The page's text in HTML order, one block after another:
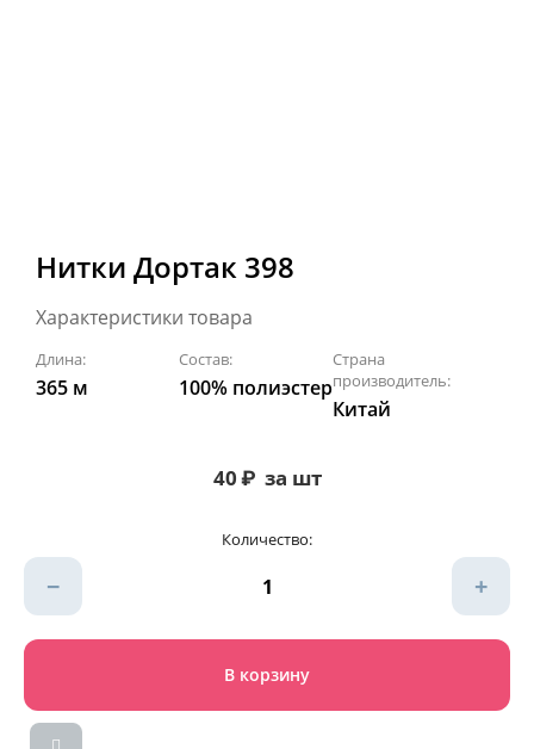
Нитки Дортак 398
Характеристики товара
Длина:
365 м
Состав:
100% полиэстер
Страна
производитель:
Китай
40₽ за шт
Количество:
+
−
В корзину